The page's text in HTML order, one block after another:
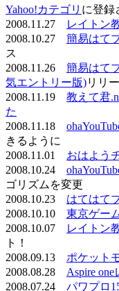
Yahoo!カテゴリ に登録
2008.11.27
レイトン
2008.10.27 簡易はて
ス
2008.11.26 簡易はて
気エントリー版)リリ
2008.11.19 教えて君
た
2008.11.18
きるように
2008.11.01 おはよう
2008.10.24
ゴリズムを変更
2008.10.23 はてはて
2008.10.10 東京ゲー
2008.10.07
レイトン
ト！
2008.09.13 ポケット
2008.08.28 Aspire
2008.07.24 パワプロ